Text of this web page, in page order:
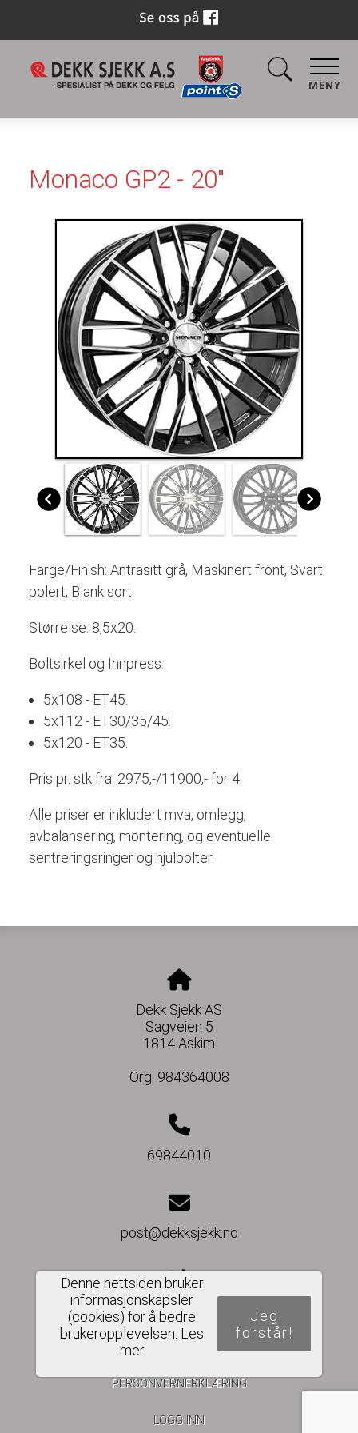
MENY
Monaco GP2 - 20"
Farge/Finish: Antrasitt grå, Maskinert front, Svart
polert, Blank sort.
Størrelse: 8,5x20.
Boltsirkel og Innpress:
5x108 - ET45.
5x112 - ET30/35/45.
5x120 - ET35.
Pris pr. stk fra: 2975,-/11900,- for 4.
Alle priser er inkludert mva, omlegg,
avbalansering, montering, og eventuelle
sentreringsringer og hjulbolter.
Dekk Sjekk AS
Sagveien 5
1814 Askim
Org. 984364008
69844010
post@dekksjekk.no
Del nettside
Denne nettsiden bruker
informasjonskapsler
(cookies) for å bedre
brukeropplevelsen. Les
mer
Jeg
forstår!
PERSONVERNERKLÆRING
LOGG INN